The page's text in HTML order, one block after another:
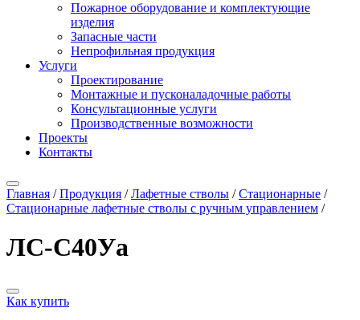
Пожарное оборудование и комплектующие
изделия
Запасные части
Непрофильная продукция
Услуги
Проектирование
Монтажные и пусконаладочные работы
Консультационные услуги
Производственные возможности
Проекты
Контакты
Главная /Продукция /Лафетные стволы /Стационарные /
Стационарные лафетные стволы с ручным управлением /
ЛС-С40Уа
Как купить